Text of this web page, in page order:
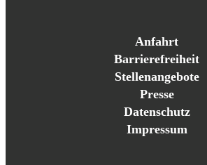
Anfahrt
Barrierefreiheit
Stellenangebote
Presse
Datenschutz
Impressum